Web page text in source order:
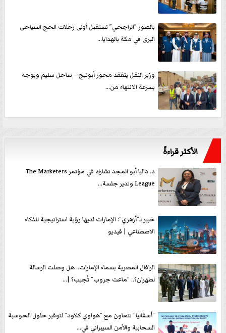
بالصور ”الراجحي” تستقبل أولى رحلات الحج السياحى
البرى في مكة بالهدايا...
وزير النقل يتفقد محور أبوتيج – ساحل سليم ويوجه
بسرعة الانتهاء من...
الأكثر قراءةً
د. داليا أبو المجد تشارك في مؤتمر The Marketers
League وتدير جلسة...
خبير لـ”أزهري”: الإمارات لديها رؤية استراتيجية للذكاء
الاصطناعي | فيديو
الرافال المصرية بسماء الإمارات.. هل وصلت الرسالة
لطهران؟.. ”ماعت جروب” تُجيب؟ |...
”أسفاليا” تتعاون مع ”هواوي كلاود” لتوفير حلول الحوسبة
السحابية والأمن السيبراني في...